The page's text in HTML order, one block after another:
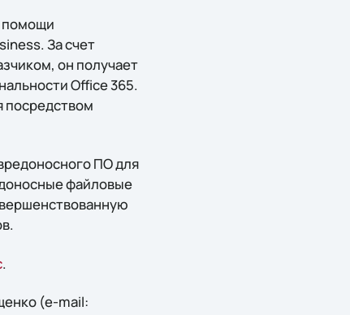
помощи
За счет
он получает
Office 365.
посредством
ПО для
файловые
.
(e-mail: